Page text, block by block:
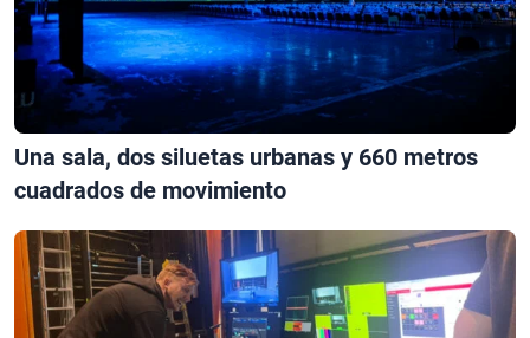
Una sala, dos siluetas urbanas y 660 metros
cuadrados de movimiento